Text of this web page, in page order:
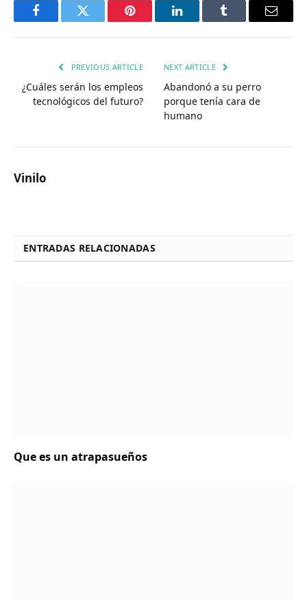
FacebookTwitter Pinterest LinkedInTumblr Email
PREVIOUS ARTICLE
¿Cuáles serán los empleos
tecnológicos del futuro?
NEXT ARTICLE
Abandonó a su perro
porque tenía cara de
humano
Vinilo
ENTRADAS RELACIONADAS
Que es un atrapasueños